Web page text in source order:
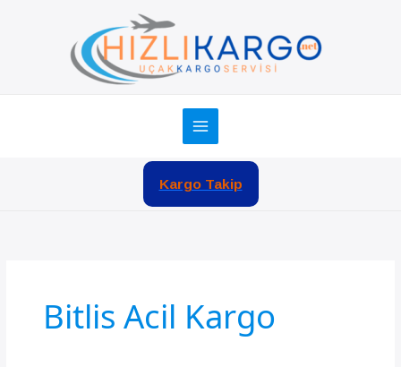
Kargo Takip
Bitlis Acil Kargo